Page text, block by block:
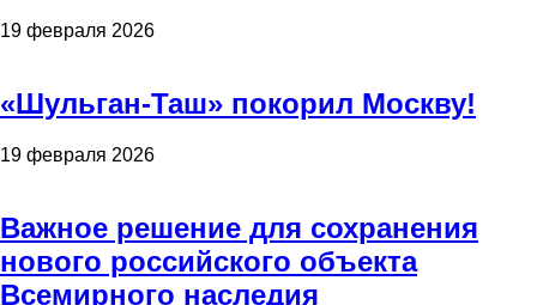
19 февраля 2026
«Шульган-Таш» покорил Москву!
19 февраля 2026
Важное решение для сохранения
нового российского объекта
Всемирного наследия